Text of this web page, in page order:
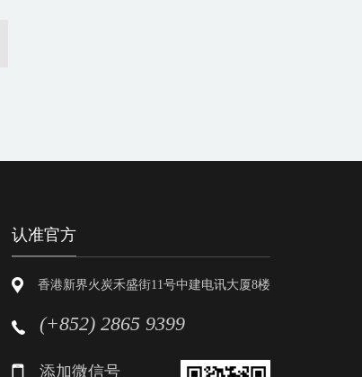
认准官方
香港新界火炭禾盛街11号中建电讯大厦8楼
(+852) 2865 9399
添加微信号